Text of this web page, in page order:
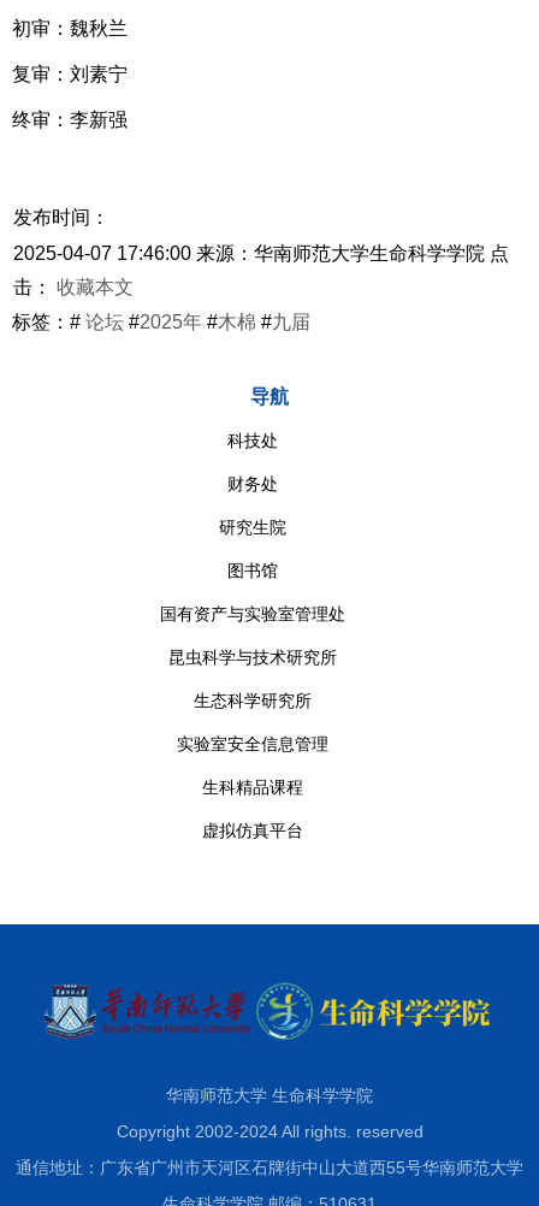
初审：魏秋兰
复审：刘素宁
终审：李新强
发布时间：
2025-04-07 17:46:00 来源：华南师范大学生命科学学院 点
击：
收藏本文
标签：# 论坛 #2025年 #木棉 #九届
导航
科技处
财务处
研究生院
图书馆
国有资产与实验室管理处
昆虫科学与技术研究所
生态科学研究所
实验室安全信息管理
生科精品课程
虚拟仿真平台
华南师范大学 生命科学学院
Copyright 2002-2024 All rights. reserved
通信地址：广东省广州市天河区石牌街中山大道西55号华南师范大学